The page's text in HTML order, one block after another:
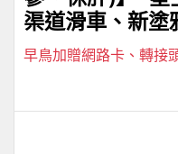
渠道滑車、新塗
早鳥加贈網路卡、轉接